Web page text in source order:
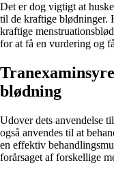
Det er dog vigtigt at
til de kraftige blødninger.
kraftige
for at få en vurdering og
blødning
Udover dets anvendelse
også anvendes til at
en effektiv
forårsaget af forskellige